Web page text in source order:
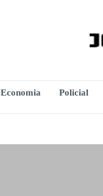
Economia Policial